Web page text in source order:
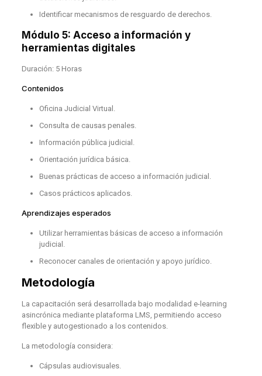
Identificar mecanismos de resguardo de derechos.
Módulo 5: Acceso a información y
herramientas digitales
Duración: 5 Horas
Contenidos
Oficina Judicial Virtual.
Consulta de causas penales.
Información pública judicial.
Orientación jurídica básica.
Buenas prácticas de acceso a información judicial.
Casos prácticos aplicados.
Aprendizajes esperados
Utilizar herramientas básicas de acceso a información
judicial.
Reconocer canales de orientación y apoyo jurídico.
Metodología
La capacitación será desarrollada bajo modalidad e-learning
asincrónica mediante plataforma LMS, permitiendo acceso
flexible y autogestionado a los contenidos.
La metodología considera:
Cápsulas audiovisuales.